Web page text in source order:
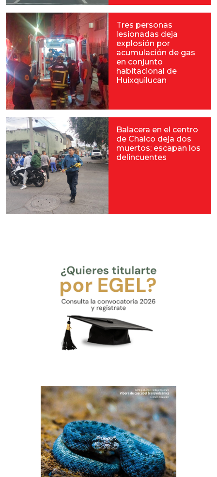
Tres personas
lesionadas deja
explosión por
acumulación de gas
en conjunto
habitacional de
Huixquilucan
Balacera en el centro
de Chalco deja dos
muertos; escapan los
delincuentes